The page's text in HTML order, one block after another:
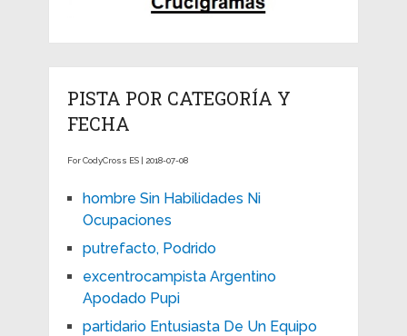
PISTA POR CATEGORÍA Y
FECHA
For CodyCross ES | 2018-07-08
hombre Sin Habilidades Ni
Ocupaciones
putrefacto, Podrido
excentrocampista Argentino
Apodado Pupi
partidario Entusiasta De Un Equipo